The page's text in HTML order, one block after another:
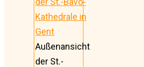
Außenansicht
der St.-